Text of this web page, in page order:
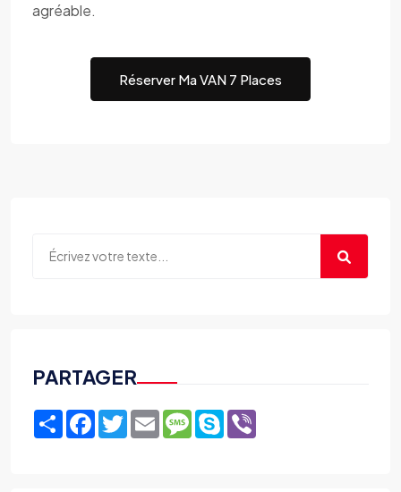
agréable.
Réserver Ma VAN 7 Places
PARTAGER
ShareFacebook
TwitterEmailMessage
Skype